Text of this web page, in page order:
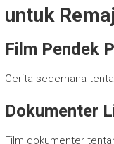
untuk
Film Pendek
Cerita sederhana
Dokumenter
Film dokumenter